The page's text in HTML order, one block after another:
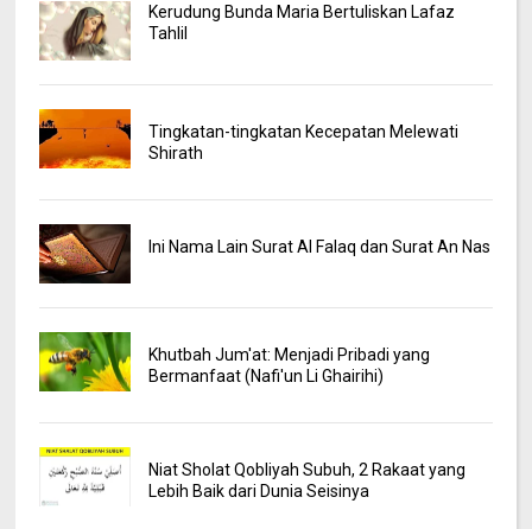
Kerudung Bunda Maria Bertuliskan Lafaz
Tahlil
Tingkatan-tingkatan Kecepatan Melewati
Shirath
Ini Nama Lain Surat Al Falaq dan Surat An Nas
Khutbah Jum'at: Menjadi Pribadi yang
Bermanfaat (Nafi'un Li Ghairihi)
Niat Sholat Qobliyah Subuh, 2 Rakaat yang
Lebih Baik dari Dunia Seisinya